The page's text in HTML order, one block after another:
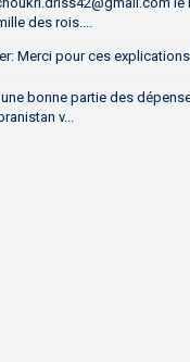
des rois....
Merci pour ces explications.
bonne partie des
v...